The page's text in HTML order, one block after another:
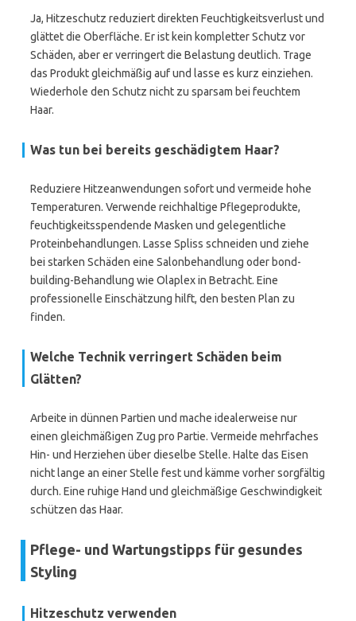
Ja, Hitzeschutz reduziert direkten Feuchtigkeitsverlust und
glättet die Oberfläche. Er ist kein kompletter Schutz vor
Schäden, aber er verringert die Belastung deutlich. Trage
das Produkt gleichmäßig auf und lasse es kurz einziehen.
Wiederhole den Schutz nicht zu sparsam bei feuchtem
Haar.
Was tun bei bereits geschädigtem Haar?
Reduziere Hitzeanwendungen sofort und vermeide hohe
Temperaturen. Verwende reichhaltige Pflegeprodukte,
feuchtigkeitsspendende Masken und gelegentliche
Proteinbehandlungen. Lasse Spliss schneiden und ziehe
bei starken Schäden eine Salonbehandlung oder bond-
building-Behandlung wie Olaplex in Betracht. Eine
professionelle Einschätzung hilft, den besten Plan zu
finden.
Welche Technik verringert Schäden beim
Glätten?
Arbeite in dünnen Partien und mache idealerweise nur
einen gleichmäßigen Zug pro Partie. Vermeide mehrfaches
Hin- und Herziehen über dieselbe Stelle. Halte das Eisen
nicht lange an einer Stelle fest und kämme vorher sorgfältig
durch. Eine ruhige Hand und gleichmäßige Geschwindigkeit
schützen das Haar.
Pflege- und Wartungstipps für gesundes
Styling
Hitzeschutz verwenden